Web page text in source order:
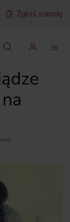
Zgłoś szkodę